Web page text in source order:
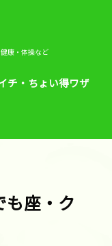
康・体操など
チ・ちょい得ワザ
も座・ク